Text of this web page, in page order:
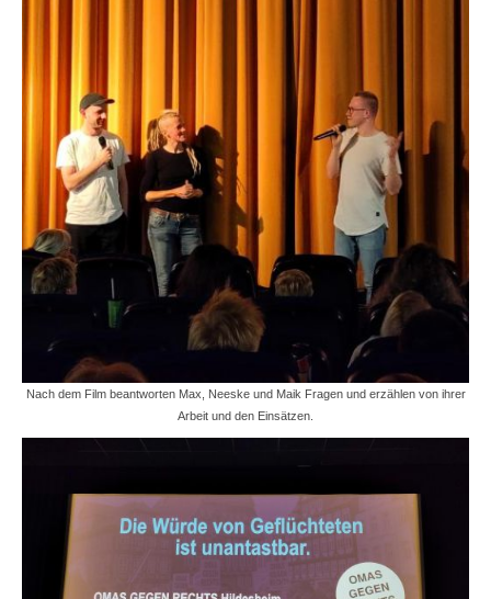
Nach dem Film beantworten Max, Neeske und Maik Fragen und erzählen von ihrer
Arbeit und den Einsätzen.